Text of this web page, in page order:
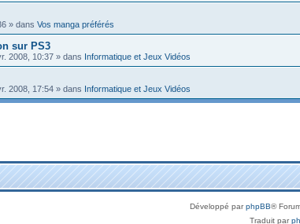
» dans Vos manga préférés
sur PS3
2008, 10:37 » dans Informatique et Jeux Vidéos
2008, 17:54 » dans Informatique et Jeux Vidéos
Développé parphpBB®
Traduit par